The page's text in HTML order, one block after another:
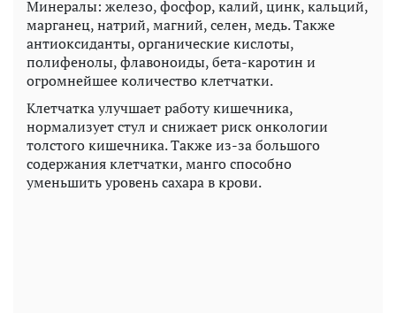
Минералы: железо, фосфор, калий, цинк, кальций,
марганец, натрий, магний, селен, медь. Также
антиоксиданты, органические кислоты,
полифенолы, флавоноиды, бета-каротин и
огромнейшее количество клетчатки.
Клетчатка улучшает работу кишечника,
нормализует стул и снижает риск онкологии
толстого кишечника. Также из-за большого
содержания клетчатки, манго способно
уменьшить уровень сахара в крови.